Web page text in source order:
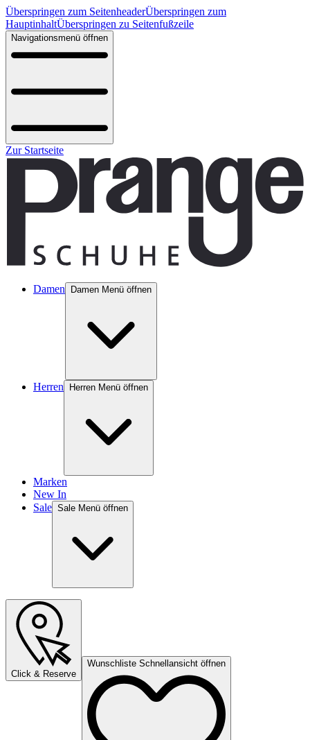
Überspringen zum SeitenheaderÜberspringen zum
HauptinhaltÜberspringen zu Seitenfußzeile
Navigationsmenü öffnen
Zur Startseite
Damen Damen Menü öffnen
Herren Herren Menü öffnen
Marken
New In
Sale Sale Menü öffnen
Click & Reserve
Wunschliste Schnellansicht öffnen